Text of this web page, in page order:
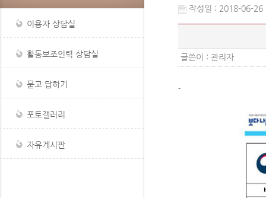
이용자 상담실
활동보조인력 상담실
묻고 답하기
포토갤러리
자유게시판
작성일 : 2018-06-26
글쓴이 : 관리자
-